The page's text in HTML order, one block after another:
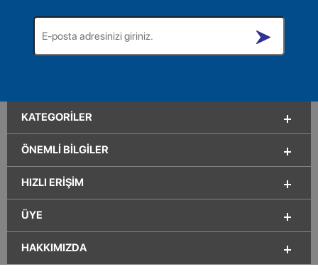
KATEGORILER
ÖNEMLI BILGILER
HIZLI ERIŞIM
ÜYE
HAKKIMIZDA